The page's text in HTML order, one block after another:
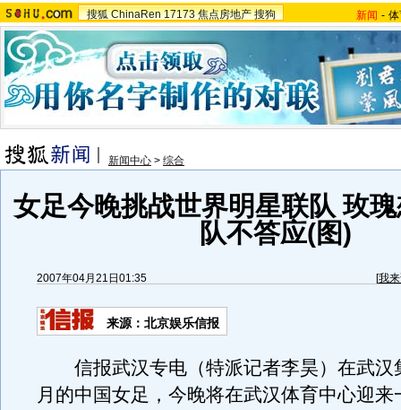
搜狐 ChinaRen 17173 焦点房地产 搜狗 新闻 -
新闻中心 > 综合
女足今晚挑战世界明星联队 玫
队不答应(图)
2007年04月21日01:35 [我
来源：北京娱乐信报
信报武汉专电（特派记者李昊）在武汉
月的中国女足，今晚将在武汉体育中心迎来